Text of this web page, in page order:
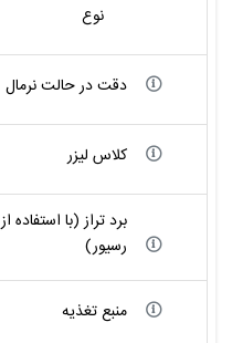
نوع
دقت در حالت نرمال
کلاس لیزر
برد تراز (با استفاده از
رسیور)
منبع تغذیه